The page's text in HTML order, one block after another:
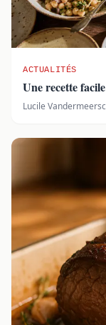
ACTUALITÉS
Une recette
Lucile